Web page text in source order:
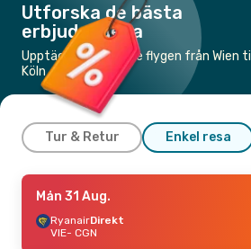
Utforska de bästa
erbjudandena
Upptäck de billigaste flygen från Wien till
Köln
Tur & Retur Enkel resa
Lör 15 Aug.- Mån 17 Aug.
Lufthansa
1 Mellanlandning
Mån 31 Aug.
RyanairDirekt
VIE- CGN